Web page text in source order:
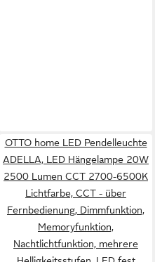
OTTO home LED Pendelleuchte
ADELLA, LED Hängelampe 20W
2500 Lumen CCT 2700-6500K
Lichtfarbe, CCT - über
Fernbedienung, Dimmfunktion,
Memoryfunktion,
Nachtlichtfunktion, mehrere